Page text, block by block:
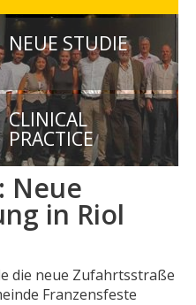
NEUE STUDIE
CLINICAL
PRACTICE
Neue
in Riol
die neue Zufahrtsstraße
Franzensfeste